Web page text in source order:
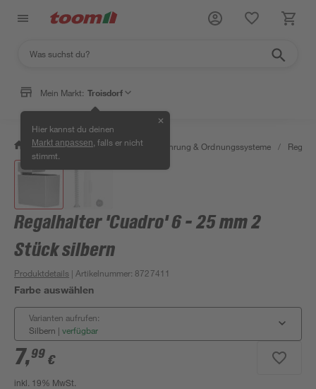
Mein Markt: Troisdorf
Hier kannst du deinen
Markt anpassen , falls er nicht
stimmt.
✕
/ Wohnen & Haushalt / Aufbewahrung & Ordnungssysteme / Regale
Regalhalter 'Cuadro' 6 - 25 mm 2
Stück silbern
Produktdetails | Artikelnummer: 8727411
Farbe auswählen
Varianten aufrufen:
Silbern | verfügbar
7,99 €
inkl. 19% MwSt.